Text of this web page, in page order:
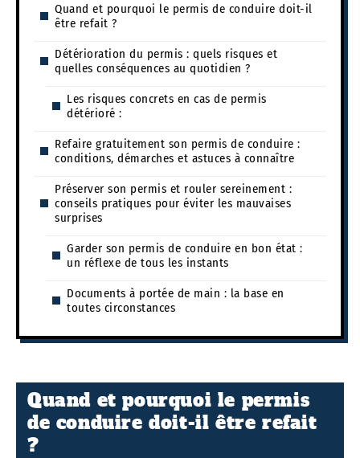
Quand et pourquoi le permis de conduire doit-il
être refait ?
Détérioration du permis : quels risques et
quelles conséquences au quotidien ?
Les risques concrets en cas de permis
détérioré :
Refaire gratuitement son permis de conduire :
conditions, démarches et astuces à connaître
Préserver son permis et rouler sereinement :
conseils pratiques pour éviter les mauvaises
surprises
Garder son permis de conduire en bon état :
un réflexe de tous les instants
Documents à portée de main : la base en
toutes circonstances
Quand et pourquoi le permis
de conduire doit-il être refait
?